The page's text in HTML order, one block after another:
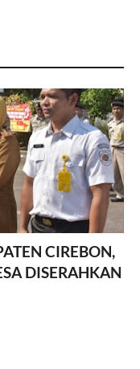
CIREBON,
DISERAHKAN